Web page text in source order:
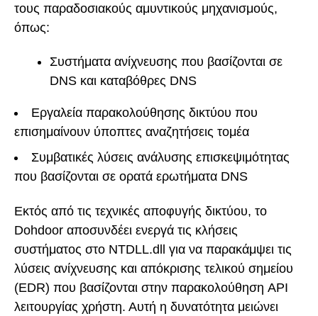
τους παραδοσιακούς αμυντικούς μηχανισμούς,
όπως:
Συστήματα ανίχνευσης που βασίζονται σε
DNS και καταβόθρες DNS
Εργαλεία παρακολούθησης δικτύου που
επισημαίνουν ύποπτες αναζητήσεις τομέα
Συμβατικές λύσεις ανάλυσης επισκεψιμότητας
που βασίζονται σε ορατά ερωτήματα DNS
Εκτός από τις τεχνικές αποφυγής δικτύου, το
Dohdoor αποσυνδέει ενεργά τις κλήσεις
συστήματος στο NTDLL.dll για να παρακάμψει τις
λύσεις ανίχνευσης και απόκρισης τελικού σημείου
(EDR) που βασίζονται στην παρακολούθηση API
λειτουργίας χρήστη. Αυτή η δυνατότητα μειώνει